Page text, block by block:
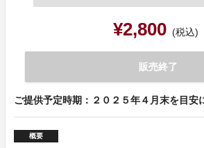
¥2,800 (税込)
販売終了
ご提供予定時期：２０２５年４月末を目安
概要